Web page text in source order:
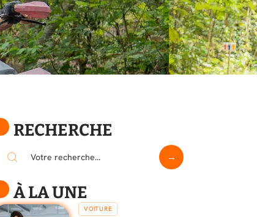
RECHERCHE
À LA UNE
VOITURE